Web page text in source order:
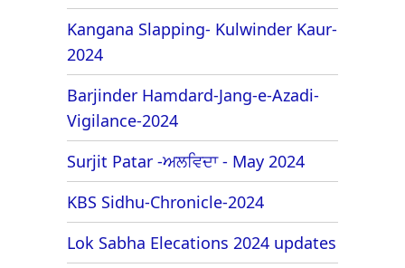
Kangana Slapping- Kulwinder Kaur-
2024
Barjinder Hamdard-Jang-e-Azadi-
Vigilance-2024
Surjit Patar -ਅਲਵਿਦਾ - May 2024
KBS Sidhu-Chronicle-2024
Lok Sabha Elecations 2024 updates